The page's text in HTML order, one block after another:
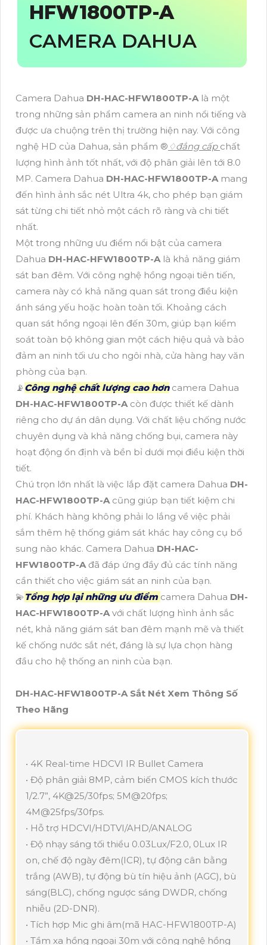
HFW1800TP-A
CAMERA DAHUA
Camera Dahua DH-HAC-HFW1800TP-Alà một
trong những sản phẩm camera an ninh nổi tiếng và
được ưa chuộng trên thị trường hiện nay. Với công
nghệ HD của Dahua, sản phẩm ®️ ♢đẳng cấp chất
lượng hình ảnh tốt nhất, với độ phân giải lên tới 8.0
MP. Camera Dahua DH-HAC-HFW1800TP-Amang
đến hình ảnh sắc nét Ultra 4k, cho phép bạn giám
sát từng chi tiết nhỏ một cách rõ ràng và chi tiết
nhất.
Một trong những ưu điểm nổi bật của camera
Dahua DH-HAC-HFW1800TP-Alà khả năng giám
sát ban đêm. Với công nghệ hồng ngoại tiên tiến,
camera này có khả năng quan sát trong điều kiện
ánh sáng yếu hoặc hoàn toàn tối. Khoảng cách
quan sát hồng ngoại lên đến 30m, giúp bạn kiểm
soát toàn bộ không gian một cách hiệu quả và bảo
đảm an ninh tối ưu cho ngôi nhà, cửa hàng hay văn
phòng của bạn.
📡 Công nghệ chất lượng cao hơncamera Dahua
DH-HAC-HFW1800TP-Acòn được thiết kế dành
riêng cho dự án dân dụng. Với chất liệu chống nước
chuyên dụng và khả năng chống bụi, camera này
hoạt động ổn định và bền bỉ dưới mọi điều kiện thời
tiết.
Chú trọn lớn nhất là việc lắp đặt camera Dahua DH-
HAC-HFW1800TP-Acũng giúp bạn tiết kiệm chi
phí. Khách hàng không phải lo lắng về việc phải
sắm thêm hệ thống giám sát khác hay công cụ bổ
sung nào khác. Camera Dahua DH-HAC-
HFW1800TP-Ađã đáp ứng đầy đủ các tính năng
cần thiết cho việc giám sát an ninh của bạn.
💫 Tổng hợp lại những ưu điểm camera Dahua DH-
HAC-HFW1800TP-Avới chất lượng hình ảnh sắc
nét, khả năng giám sát ban đêm mạnh mẽ và thiết
kế chống nước sắt nét, đáng là sự lựa chọn hàng
đầu cho hệ thống an ninh của bạn.
DH-HAC-HFW1800TP-A Sắt Nét Xem Thông Số
Theo Hãng
• 4K Real-time HDCVI IR Bullet Camera
• Độ phân giải 8MP, cảm biến CMOS kích thước
1/2.7”, 4K@25/30fps; 5M@20fps;
4M@25fps/30fps.
• Hỗ trợ HDCVI/HDTVI/AHD/ANALOG
• Độ nhạy sáng tối thiểu 0.03Lux/F2.0, 0Lux IR
on, chế độ ngày đêm(ICR), tự động cân bằng
trắng (AWB), tự động bù tín hiệu ảnh (AGC), bù
sáng(BLC), chống ngược sáng DWDR, chống
nhiễu (2D-DNR).
• Tích hợp Mic ghi âm(mã HAC-HFW1800TP-A)
• Tầm xa hồng ngoại 30m với công nghệ hồng